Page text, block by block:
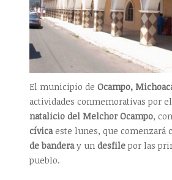
El municipio de Ocampo,
actividades conmemorativas por
natalicio del Melchor Ocampo,
cívicaeste lunes, que comenzará
de banderay un desfilepor las
pueblo.